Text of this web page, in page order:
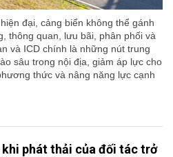
đại, cảng biển không thể gánh
thông quan, lưu bãi, phân phối và
và ICD chính là những nút trung
sâu trong nội địa, giảm áp lực cho
thức và nâng năng lực cạnh
phát thải của đối tác trở